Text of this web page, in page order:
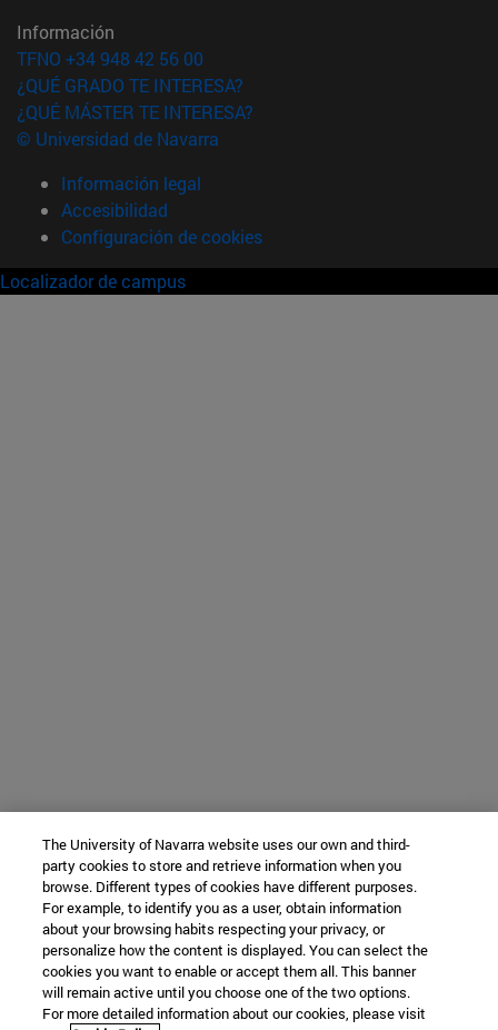
Información
TFNO +34 948 42 56 00
¿QUÉ GRADO TE INTERESA?
¿QUÉ MÁSTER TE INTERESA?
© Universidad de Navarra
Información legal
Accesibilidad
Configuración de cookies
Localizador de campus
The University of Navarra website uses our own and third-
party cookies to store and retrieve information when you
browse. Different types of cookies have different purposes.
For example, to identify you as a user, obtain information
about your browsing habits respecting your privacy, or
personalize how the content is displayed. You can select the
cookies you want to enable or accept them all. This banner
will remain active until you choose one of the two options.
For more detailed information about our cookies, please visit